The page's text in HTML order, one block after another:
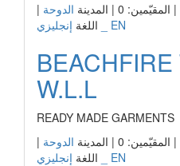
الدوحة |
اللغة إنجليزي _ EN
W.L.L
READY MADE GARMENTS
الدوحة |
اللغة إنجليزي _ EN